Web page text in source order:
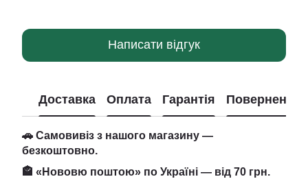
Написати відгук
Доставка Оплата Гарантія Повернення
🚗 Самовивіз з нашого магазину —
безкоштовно.
🏤 «Нововю поштою» по Україні — від 70 грн.